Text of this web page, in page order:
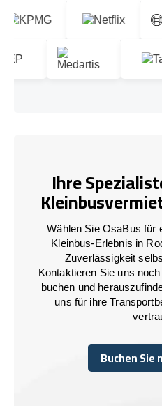
Ihre
Wählen Sie OsaBus für
Kleinbus-Erlebnis in
Zuverlässigkeit
Kontaktieren Sie uns
buchen und
uns für ihre
Buchen Sie
Buchen Sie